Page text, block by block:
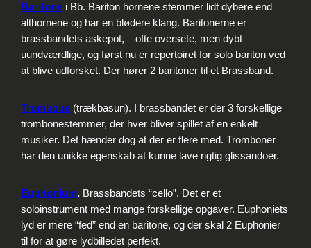
Baritone i Bb. Bariton hornene stemmer lidt dybere end
althornene og har en blødere klang. Baritonerne er
brassbandets askepot, – ofte oversete, men dybt
uundværdlige, og først nu er repertoiret for solo bariton ved
at blive udforsket. Der hører 2 baritoner til et Brassband.
Trombone (trækbasun). I brassbandet er der 3 forskellige
trombonestemmer, der hver bliver spillet af en enkelt
musiker. Det hænder dog at der er flere med. Tromboner
har den unikke egenskab at kunne lave rigtig glissandoer.
Euphonium. Brassbandets “cello”. Det er et
soloinstrument med mange forskellige opgaver. Euphoniets
lyd er mere “fed” end en baritone, og der skal 2 Euphonier
til for at gøre lydbilledet perfekt.